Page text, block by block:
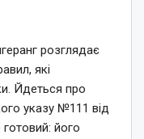
розглядає
які
Йдеться про
указу №111 від
його